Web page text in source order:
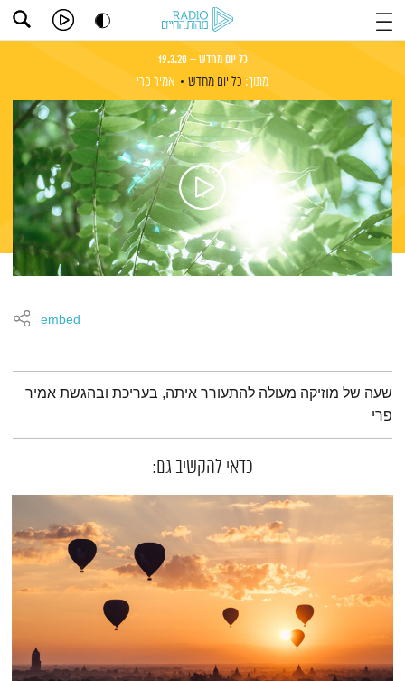
כל יום מחדש – 19.3.20
מתוך: כל יום מחדש אמיר פרי
embed
תמצית הפודקאסט
שעה של מוזיקה מעולה להתעורר איתה, בעריכת ובהגשת אמיר
פרי
כדאי להקשיב גם: